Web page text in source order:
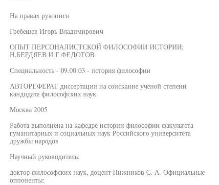
На правах рукописи
Гребешев Игорь Владимирович
ОПЫТ ПЕРСОНАЛИСТСКОЙ ФИЛОСОФИИ ИСТОРИИ:
Н.БЕРДЯЕВ И Г.ФЕДОТОВ
Специальность - 09.00.03 - история философии
АВТОРЕФЕРАТ диссертации на соискание ученой степени
кандидата философских наук
Москва 2005
Работа выполнена на кафедре истории философии факультета
гуманитарных и социальных наук Российского университета
дружбы народов
Научный руководитель:
доктор философских наук, доцент Нижников С. А. Официальные
оппоненты: